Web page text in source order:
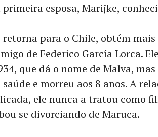
primeira esposa, Marijke,
para o Chile, obtém
de Federico García Lorca.
que dá o nome de Malva,
e morreu aos 8 anos. A
ele nunca a tratou como
se divorciando de Maruca.